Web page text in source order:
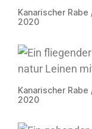
Kanarischer
2020
Kanarischer
2020